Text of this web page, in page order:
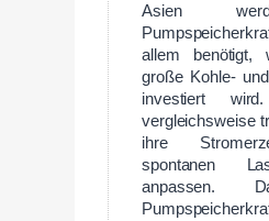
Asien
allem benötigt,
große Kohle-
investiert
vergleichsweise
ihre
spontanen
anpassen.